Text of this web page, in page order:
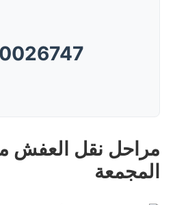
مراحل نقل العفش
المجمعة